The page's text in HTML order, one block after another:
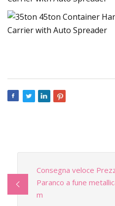
Consegna veloce
Paranco a fune
m